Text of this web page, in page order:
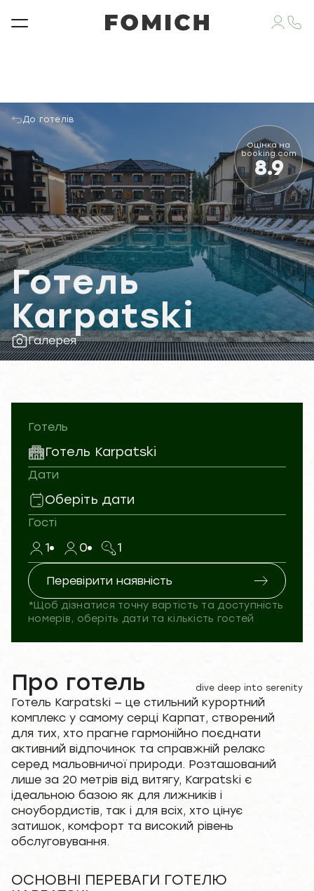
До готелів
Галерея
Готель
Karpatski
Оцінка на
booking.com
8.9
dive deep into serenity
Про готель
Готель Karpatski — це стильний курортний
комплекс у самому серці Карпат, створений
для тих, хто прагне гармонійно поєднати
активний відпочинок та справжній релакс
серед мальовничої природи. Розташований
лише за 20 метрів від витягу, Karpatski є
ідеальною базою як для лижників і
сноубордистів, так і для всіх, хто цінує
затишок, комфорт та високий рівень
обслуговування.
ОСНОВНІ ПЕРЕВАГИ ГОТЕЛЮ
Готель
Готель Karpatski
Дати
Оберіть дати
Гості
1 0 1
Перевірити наявність
*Щоб дізнатися точну вартість та доступність
номерів, оберіть дати та кількість гостей